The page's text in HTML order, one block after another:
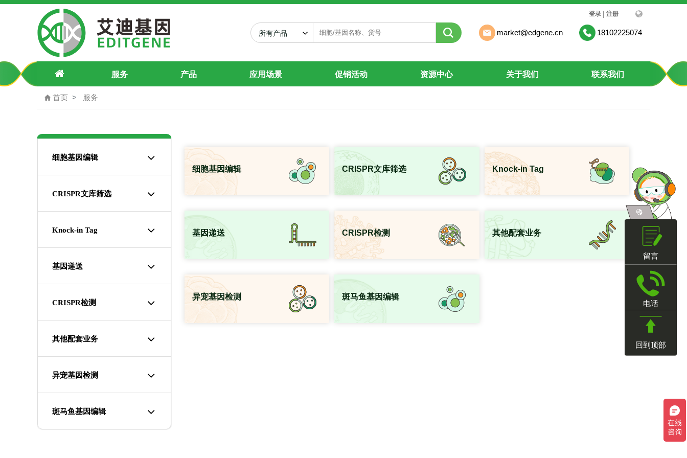
基因敲除/点突变/插入/稳转株/文库筛选
所有产品 market@edgene.cn 18102225074
登录 | 注册
服务 产品 应用场景 促销活动 资源中心 关于我们 联系我们
首页 服务
细胞基因编辑
CRISPR文库筛选
Knock-in Tag
基因递送
CRISPR检测
其他配套业务
异宠基因检测
斑马鱼基因编辑
细胞基因编辑 CRISPR文库筛选 Knock-in Tag
基因递送 CRISPR检测 其他配套业务
异宠基因检测 斑马鱼基因编辑
留言
电话
回到顶部